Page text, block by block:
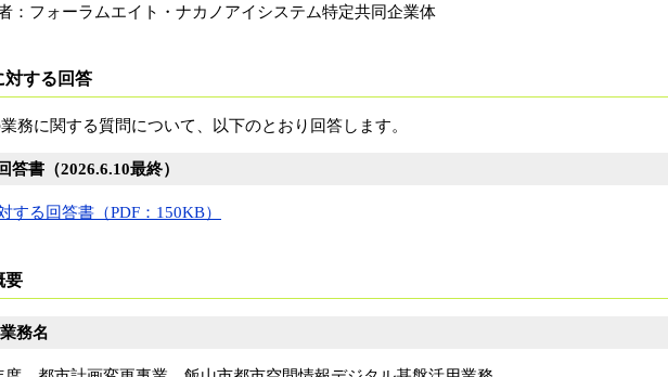
：フォーラムエイト・ナカノアイシステム特定共同企業体
対する回答
務に関する質問について、以下のとおり回答します。
答書（2026.6.10最終）
する回答書（PDF：150KB）
要
業務名